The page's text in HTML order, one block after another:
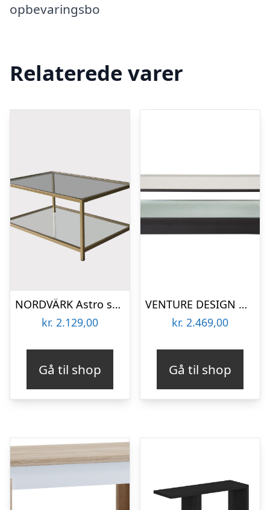
opbevaringsbo
Relaterede varer
NORDVÄRK Astro sofabord, m. 1 hylde, rektangulær – glas og guld metal (90×60)
kr. 2.129,00
Gå til shop
VENTURE DESIGN Maglehem sofabord, m. hylde – klar glas og sort metal (130×60)
kr. 2.469,00
Gå til shop